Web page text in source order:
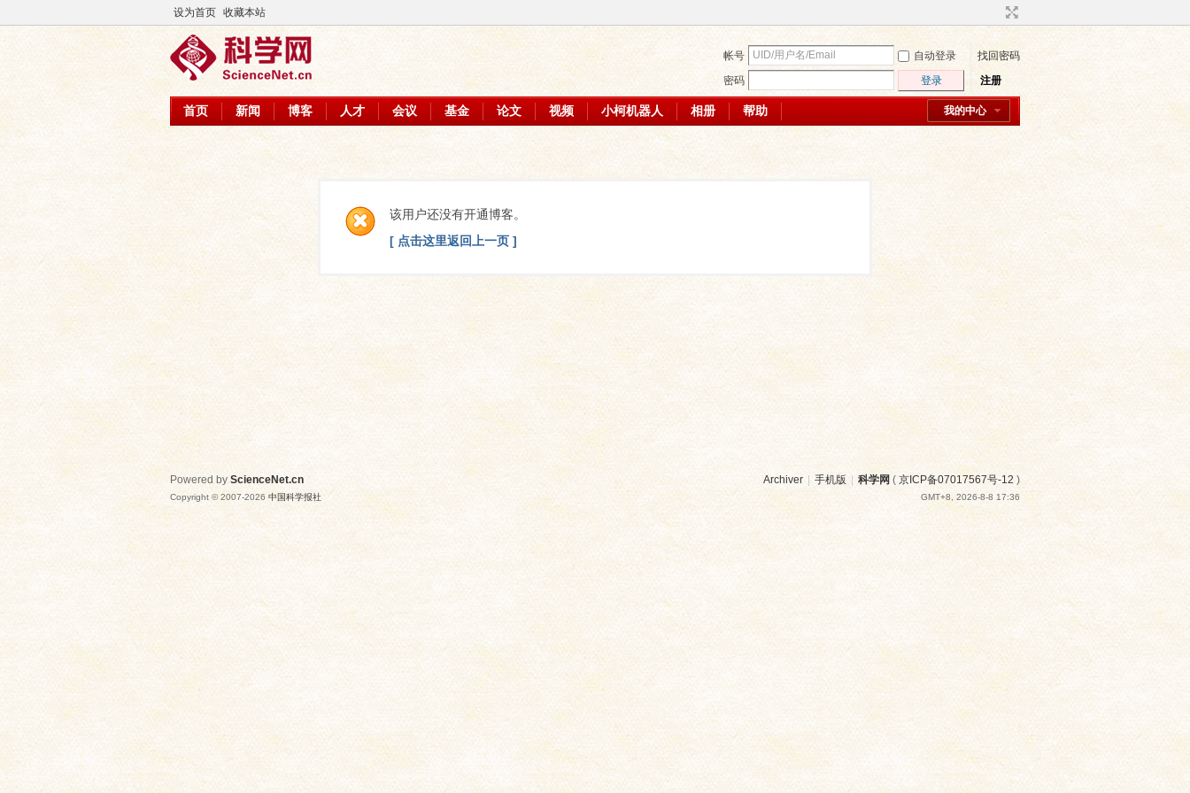
设为首页 收藏本站
帐号 自动登录
找回密码
密码
登录 注册
我的中心
首页 新闻 博客 人才 会议 基金 论文 视频 小柯机器人 相册 帮助
该用户还没有开通博客。
[ 点击这里返回上一页 ]
Archiver 手机版 科学网 (京ICP备07017567号-12 )
GMT+8, 2026-8-8 17:36
Powered by ScienceNet.cn
Copyright © 2007-2026中国科学报社